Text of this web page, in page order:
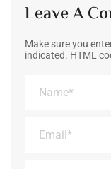
Leave A
Make sure you
indicated. HTML